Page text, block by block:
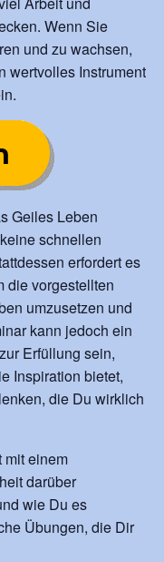
Wenn Sie
und zu wachsen,
wertvolles Instrument
Geiles Leben
schnellen
erfordert es
die vorgestellten
umzusetzen und
kann jedoch ein
Erfüllung sein,
Inspiration bietet,
die Du wirklich
mit einem
darüber
wie Du es
Übungen, die Dir